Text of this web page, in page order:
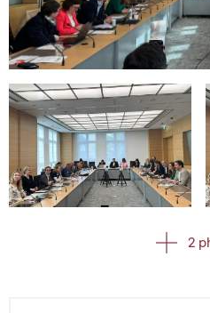
Open image in gallery
Open image in gallery
2